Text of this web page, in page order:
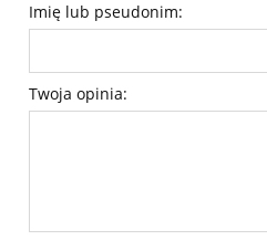
Imię lub pseudonim:
Twoja opinia: